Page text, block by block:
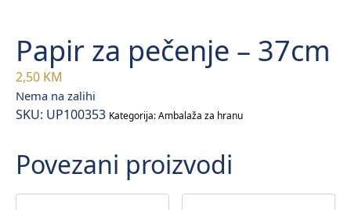
Papir za pečenje – 37cm
2,50 KM
Nema na zalihi
SKU: UP100353 Kategorija:Ambalaža za hranu
Povezani proizvodi